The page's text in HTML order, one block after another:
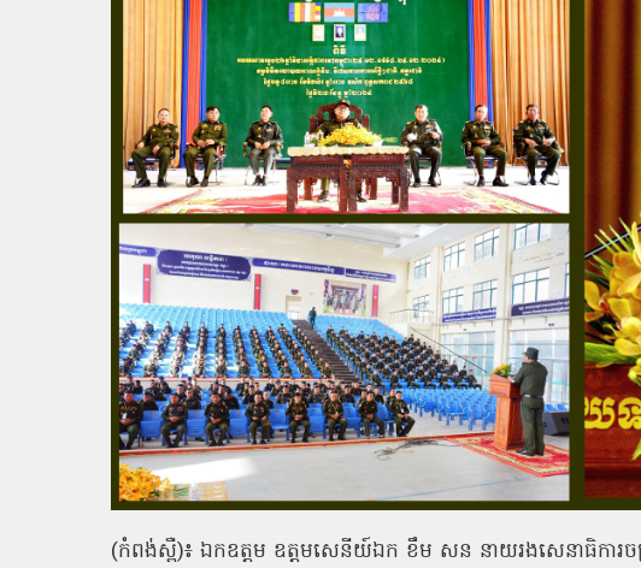
(កំពង់ស្ពឺ)៖ ឯកឧត្តម ឧត្តមសេនីយ៍ឯក ខឹម សន នាយរងសេនាធិការច